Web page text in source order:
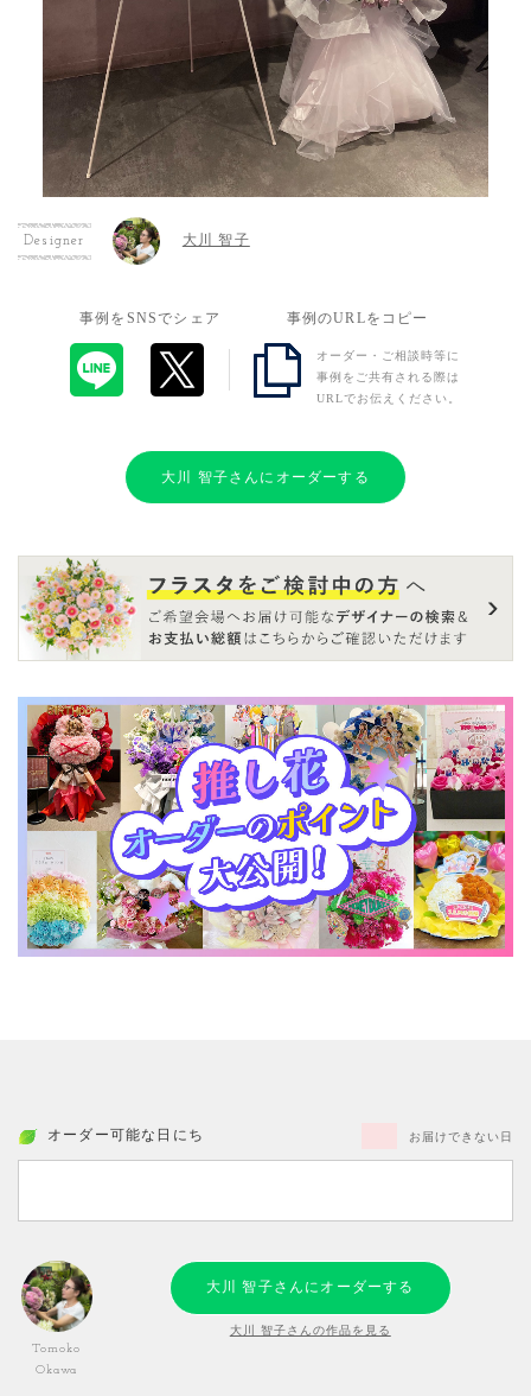
Designer 大川 智子
事例をSNSでシェア 事例のURLをコピー
オーダー・ご相談時等に
事例をご共有される際は
URLでお伝えください。
大川 智子さんにオーダーする
オーダー可能な日にち お届けできない日
Tomoko
Okawa
大川 智子さんにオーダーする
大川 智子さんの作品を見る